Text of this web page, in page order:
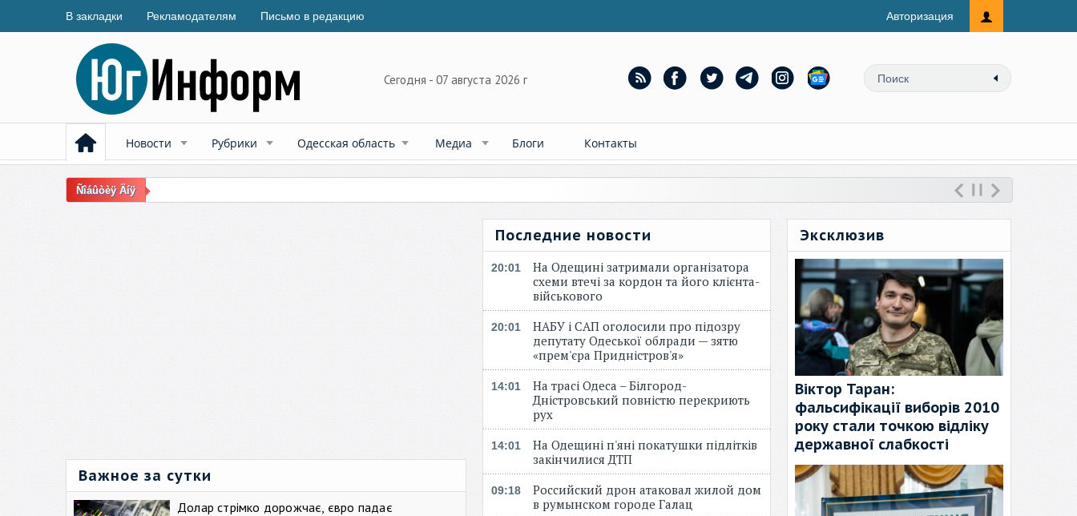
В закладки Рекламодателям Письмо в редакцию Авторизация
Сегодня - 07 августа 2026 г
Новости Рубрики Одесская область Медиа Блоги Контакты
Ñîáûòèÿ Äíÿ
Важное за сутки
Долар стрімко дорожчає, євро падає
Последние новости
20:01
На Одещині затримали організатора
схеми втечі за кордон та його клієнта-
військового
20:01
НАБУ і САП оголосили про підозру
депутату Одеської облради — зятю
«прем'єра Придністров'я»
14:01
На трасі Одеса – Білгород-
Дністровський повністю перекриють
рух
14:01
На Одещині п'яні покатушки підлітків
закінчилися ДТП
09:18
Российский дрон атаковал жилой дом
в румынском городе Галац
Эксклюзив
Віктор Таран:
фальсифікації виборів 2010
року стали точкою відліку
державної слабкості